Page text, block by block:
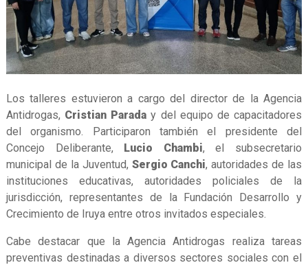
Los talleres estuvieron a cargo del director de la Agencia
Antidrogas, Cristian Parada y del equipo de capacitadores
del organismo. Participaron también el presidente del
Concejo Deliberante, Lucio Chambi, el subsecretario
municipal de la Juventud, Sergio Canchi, autoridades de las
instituciones educativas, autoridades policiales de la
jurisdicción, representantes de la Fundación Desarrollo y
Crecimiento de Iruya entre otros invitados especiales.
Cabe destacar que la Agencia Antidrogas realiza tareas
preventivas destinadas a diversos sectores sociales con el